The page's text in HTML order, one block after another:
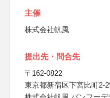
主催
株式会社帆風
提出先・問合先
〒162-0822
東京都新宿区下宮比町2-